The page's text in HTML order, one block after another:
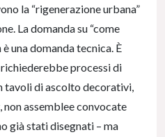
la “rigenerazione urbana”
La domanda su “come
una domanda tecnica. È
processi di
tavoli di ascolto decorativi,
assemblee convocate
già stati disegnati – ma